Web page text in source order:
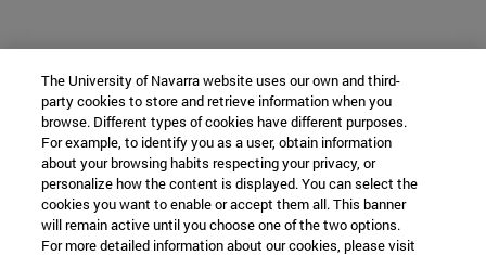
The University of Navarra website uses our own and third-
party cookies to store and retrieve information when you
browse. Different types of cookies have different purposes.
For example, to identify you as a user, obtain information
about your browsing habits respecting your privacy, or
personalize how the content is displayed. You can select the
cookies you want to enable or accept them all. This banner
will remain active until you choose one of the two options.
For more detailed information about our cookies, please visit